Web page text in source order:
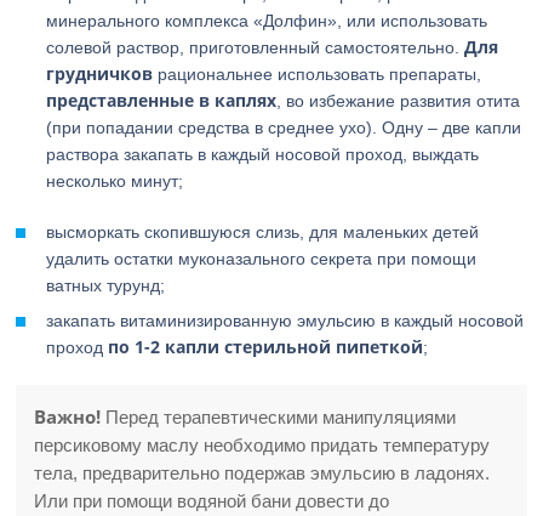
минерального комплекса «Долфин», или использовать
солевой раствор, приготовленный самостоятельно.Для
грудничков рациональнее использовать препараты,
представленные в каплях , во избежание развития отита
(при попадании средства в среднее ухо). Одну – две капли
раствора закапать в каждый носовой проход, выждать
несколько минут;
высморкать скопившуюся слизь, для маленьких детей
удалить остатки муконазального секрета при помощи
ватных турунд;
закапать витаминизированную эмульсию в каждый носовой
проход по 1-2 капли стерильной пипеткой;
Важно! Перед терапевтическими манипуляциями
персиковому маслу необходимо придать температуру
тела, предварительно подержав эмульсию в ладонях.
Или при помощи водяной бани довести до